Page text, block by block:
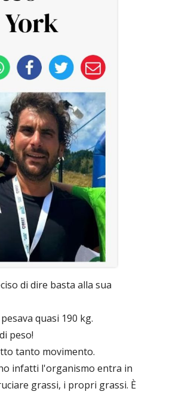
di dire basta alla sua
quasi 190 kg.
peso!
tanto movimento.
infatti l'organismo entra in
grassi, i propri grassi. È